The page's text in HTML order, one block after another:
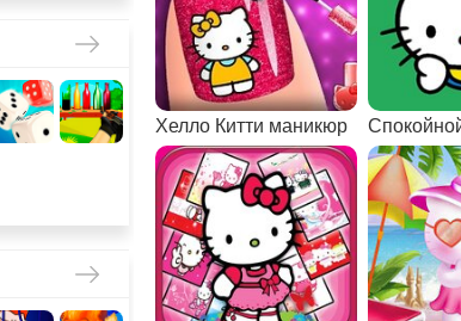
Хелло Китти маникюр